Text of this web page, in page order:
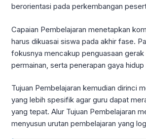
berorientasi pada perkembangan
Capaian Pembelajaran menetapkan
harus dikuasai siswa pada akhir fase.
fokusnya mencakup penguasaan gerak
permainan, serta penerapan gaya hidup
Tujuan Pembelajaran kemudian dirinci
yang lebih spesifik agar guru dapat
yang tepat. Alur Tujuan Pembelajaran
menyusun urutan pembelajaran yang